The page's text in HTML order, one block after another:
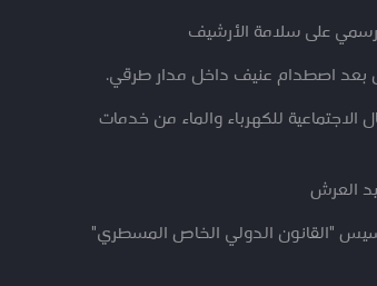
رسمي على سلامة الأرشيف
بعد اصطدام عنيف داخل مدار طرقي.
للكهرباء والماء من خدمات
العرش
"القانون الدولي الخاص المسطري"